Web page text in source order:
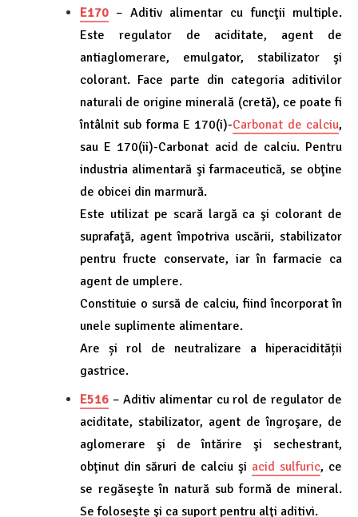
E170 – Aditiv alimentar cu funcţii multiple.
Este regulator de aciditate, agent de
antiaglomerare, emulgator, stabilizator şi
colorant. Face parte din categoria aditivilor
naturali de origine minerală (cretă), ce poate fi
întâlnit sub forma E 170(i)-Carbonat de calciu,
sau E 170(ii)-Carbonat acid de calciu. Pentru
industria alimentară şi farmaceutică, se obţine
de obicei din marmură.
Este utilizat pe scară largă ca şi colorant de
suprafaţă, agent împotriva uscării, stabilizator
pentru fructe conservate, iar în farmacie ca
agent de umplere.
Constituie o sursă de calciu, fiind încorporat în
unele suplimente alimentare.
Are și rol de neutralizare a hiperacidității
gastrice.
E516 – Aditiv alimentar cu rol de regulator de
aciditate, stabilizator, agent de îngroşare, de
aglomerare şi de întărire şi sechestrant,
obţinut din săruri de calciu şi acid sulfuric, ce
se regăseşte în natură sub formă de mineral.
Se foloseşte şi ca suport pentru alţi aditivi.